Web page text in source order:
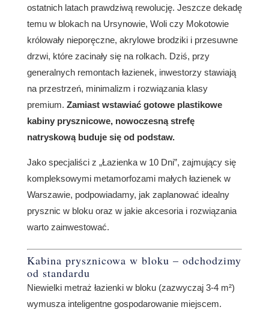
ostatnich latach prawdziwą rewolucję. Jeszcze dekadę
temu w blokach na Ursynowie, Woli czy Mokotowie
królowały nieporęczne, akrylowe brodziki i przesuwne
drzwi, które zacinały się na rolkach. Dziś, przy
generalnych remontach łazienek, inwestorzy stawiają
na przestrzeń, minimalizm i rozwiązania klasy
premium. Zamiast wstawiać gotowe plastikowe
kabiny prysznicowe, nowoczesną strefę
natryskową buduje się od podstaw.
Jako specjaliści z „Łazienka w 10 Dni”, zajmujący się
kompleksowymi metamorfozami małych łazienek w
Warszawie, podpowiadamy, jak zaplanować idealny
prysznic w bloku oraz w jakie akcesoria i rozwiązania
warto zainwestować.
Kabina prysznicowa w bloku – odchodzimy
od standardu
Niewielki metraż łazienki w bloku (zazwyczaj 3-4 m²)
wymusza inteligentne gospodarowanie miejscem.